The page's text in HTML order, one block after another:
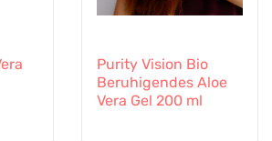
Purity Vision Bio
Beruhigendes Aloe
Vera Gel 200 ml